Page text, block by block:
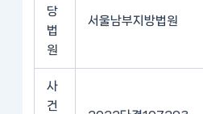
당
법
원
서울남부지방법원
사
건